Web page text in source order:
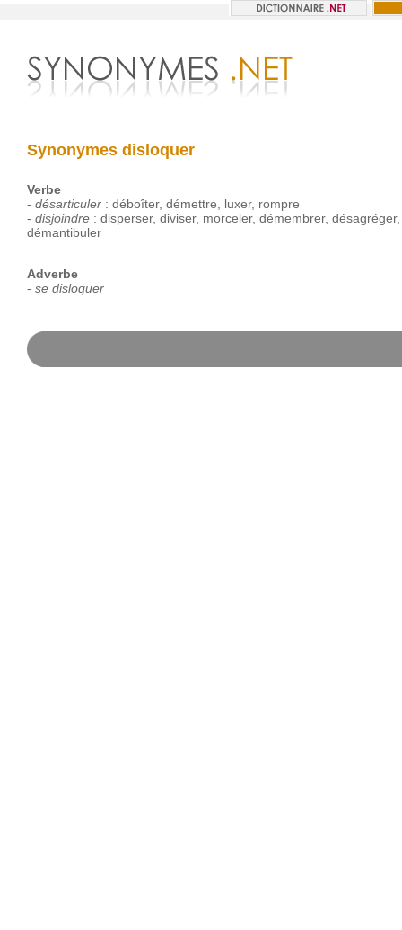
Synonymes disloquer
Verbe
- désarticuler: déboîter, démettre luxer, rompre
- disjoindre: disperser, diviser, morceler, démembrer, désagréger
démantibuler
Adverbe
- se disloquer